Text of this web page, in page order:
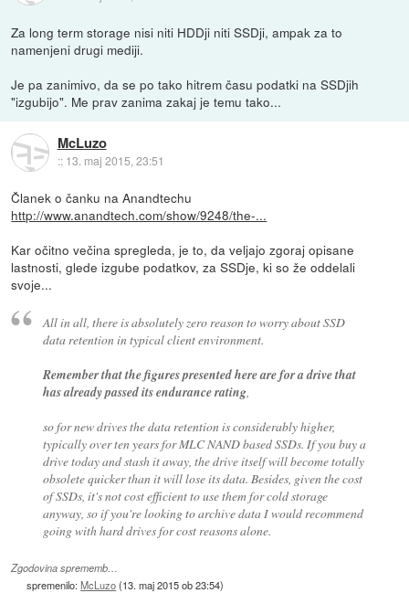
Za long term storage nisi niti HDDji niti SSDji, ampak za to
namenjeni drugi mediji.
Je pa zanimivo, da se po tako hitrem času podatki na SSDjih
"izgubijo". Me prav zanima zakaj je temu tako...
McLuzo
:: 13. maj 2015, 23:51
Članek o čanku na Anandtechu
http://www.anandtech.com/show/9248/the-...
Kar očitno večina spregleda, je to, da veljajo zgoraj opisane
lastnosti, glede izgube podatkov, za SSDje, ki so že oddelali
svoje...
All in all, there is absolutely zero reason to worry about SSD
data retention in typical client environment.
Remember that the figures presented here are for a drive that
has already passed its endurance rating,
so for new drives the data retention is considerably higher,
typically over ten years for MLC NAND based SSDs. If you buy a
drive today and stash it away, the drive itself will become totally
obsolete quicker than it will lose its data. Besides, given the cost
of SSDs, it's not cost efficient to use them for cold storage
anyway, so if you're looking to archive data I would recommend
going with hard drives for cost reasons alone.
Zgodovina sprememb…
spremenilo:McLuzo(13. maj 2015 ob 23:54)